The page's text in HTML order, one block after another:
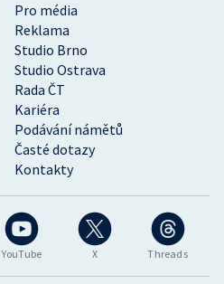
YouTube X Threads
Pro média
Reklama
Studio Brno
Studio Ostrava
Rada ČT
Kariéra
Podávání námětů
Časté dotazy
Kontakty